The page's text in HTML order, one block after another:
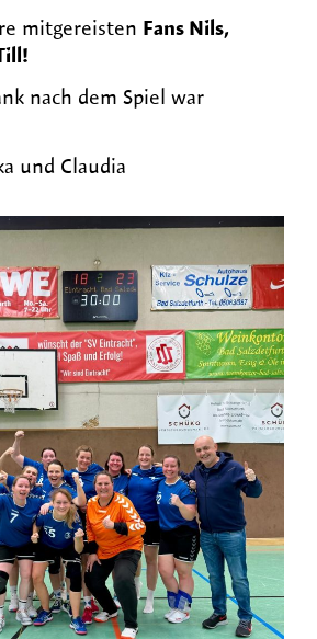
mitgereisten Fans Nils,
nach dem Spiel war
und Claudia